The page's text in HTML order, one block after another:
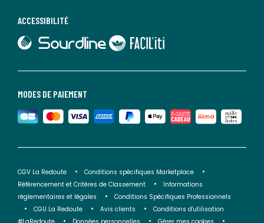
MODES DE PAIEMENT
ACCESSIBILITÉ
lien vers Sourdline
lien vers Faciliti
CGV La Redoute
Conditions spécifiques Marketplace
Référencement et Critères de Classement
Informations
réglementaires et légales
Conditions Spécifiques Professionnels
CGU La Redoute
Avis clients
Conditions d'utilisation